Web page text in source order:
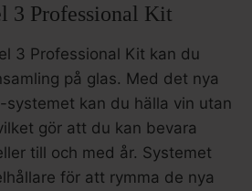
3 Professional Kit
3 Professional Kit kan du
på glas. Med det nya
systemet kan du hälla vin utan
gör att du kan bevara
till och med år. Systemet
för att rymma de nya